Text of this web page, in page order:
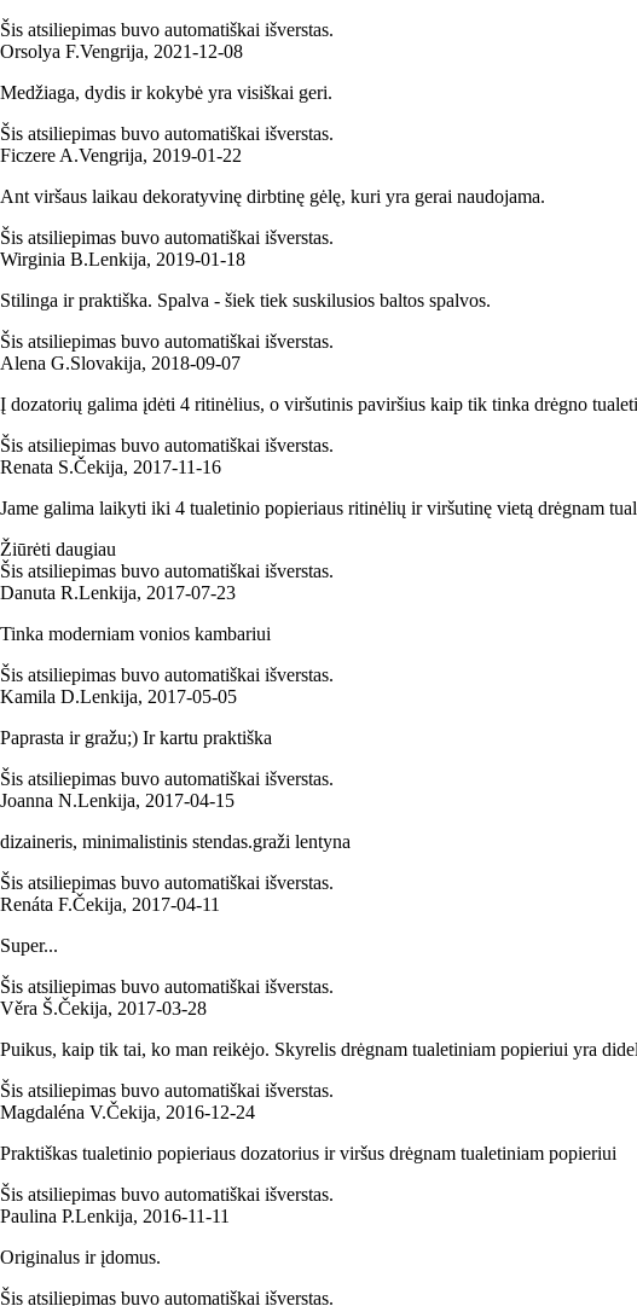
Šis atsiliepimas buvo automatiškai išverstas.
Orsolya F.Vengrija, 2021‑12‑08
Medžiaga, dydis ir kokybė yra visiškai geri.
Šis atsiliepimas buvo automatiškai išverstas.
Ficzere A.Vengrija, 2019‑01‑22
Ant viršaus laikau dekoratyvinę dirbtinę gėlę, kuri yra gerai naudojama.
Šis atsiliepimas buvo automatiškai išverstas.
Wirginia B.Lenkija, 2019‑01‑18
Stilinga ir praktiška. Spalva - šiek tiek suskilusios baltos spalvos.
Šis atsiliepimas buvo automatiškai išverstas.
Alena G.Slovakija, 2018‑09‑07
Į dozatorių galima įdėti 4 ritinėlius, o viršutinis paviršius kaip tik tinka drėgno
Šis atsiliepimas buvo automatiškai išverstas.
Renata S.Čekija, 2017‑11‑16
Jame galima laikyti iki 4 tualetinio popieriaus ritinėlių ir viršutinę vietą drėgnam
Žiūrėti daugiau
Šis atsiliepimas buvo automatiškai išverstas.
Danuta R.Lenkija, 2017‑07‑23
Tinka moderniam vonios kambariui
Šis atsiliepimas buvo automatiškai išverstas.
Kamila D.Lenkija, 2017‑05‑05
Paprasta ir gražu;) Ir kartu praktiška
Šis atsiliepimas buvo automatiškai išverstas.
Joanna N.Lenkija, 2017‑04‑15
dizaineris, minimalistinis stendas.graži lentyna
Šis atsiliepimas buvo automatiškai išverstas.
Renáta F.Čekija, 2017‑04‑11
Super...
Šis atsiliepimas buvo automatiškai išverstas.
Věra Š.Čekija, 2017‑03‑28
Puikus, kaip tik tai, ko man reikėjo. Skyrelis drėgnam tualetiniam popieriui yra
Šis atsiliepimas buvo automatiškai išverstas.
Magdaléna V.Čekija, 2016‑12‑24
Praktiškas tualetinio popieriaus dozatorius ir viršus drėgnam tualetiniam popieriui
Šis atsiliepimas buvo automatiškai išverstas.
Paulina P.Lenkija, 2016‑11‑11
Originalus ir įdomus.
Šis atsiliepimas buvo automatiškai išverstas.